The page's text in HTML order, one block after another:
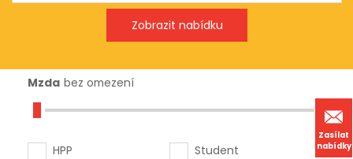
Zasílat
nabídky
Mzda bez omezení
HPP
Student